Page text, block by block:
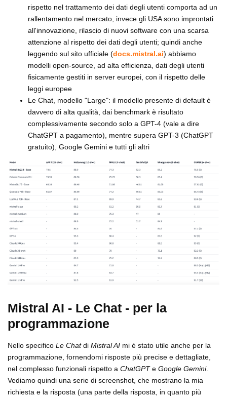
rispetto nel trattamento dei dati degli utenti comporta ad un
rallentamento nel mercato, invece gli USA sono improntati
all'innovazione, rilascio di nuovi software con una scarsa
attenzione al rispetto dei dati degli utenti; quindi anche
leggendo sul sito ufficiale (docs.mistral.ai) abbiamo
modelli open-source, ad alta efficienza, dati degli utenti
fisicamente gestiti in server europei, con il rispetto delle
leggi europee
Le Chat, modello "Large": il modello presente di default è
davvero di alta qualità, dai benchmark è risultato
complessivamente secondo solo a GPT-4 (vale a dire
ChatGPT a pagamento), mentre supera GPT-3 (ChatGPT
gratuito), Google Gemini e tutti gli altri
Mistral AI - Le Chat - per la
programmazione
Nello specifico Le Chatdi Mistral AI mi è stato utile anche per la
programmazione, fornendomi risposte più precise e dettagliate,
nel complesso funzionali rispetto a ChatGPTe Google Gemini.
Vediamo quindi una serie di screenshot, che mostrano la mia
richiesta e la risposta (una parte della risposta, in quanto più